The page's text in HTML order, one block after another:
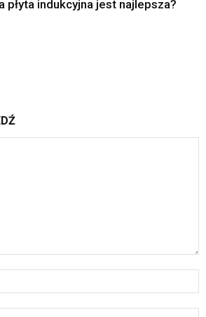
płyta indukcyjna jest najlepsza?